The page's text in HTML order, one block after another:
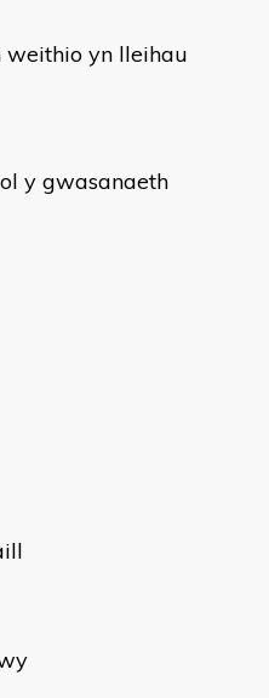
weithio yn lleihau
y gwasanaeth